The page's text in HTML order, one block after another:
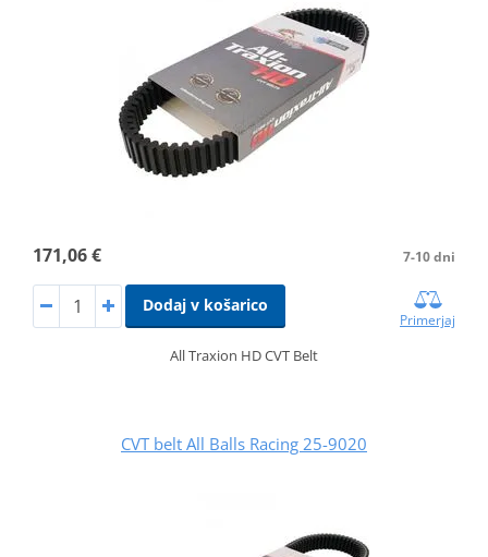
171,06 € 7-10 dni
Dodaj v košarico
Primerjaj
All Traxion HD CVT Belt
CVT belt All Balls Racing 25-9020